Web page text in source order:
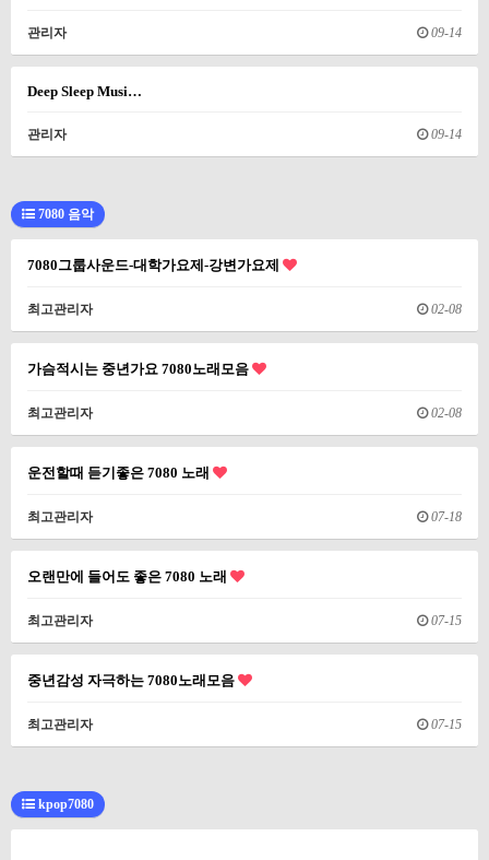
관리자 09-14
Deep Sleep Musi…
관리자 09-14
7080 음악
7080그룹사운드-대학가요제-강변가요제
최고관리자 02-08
가슴적시는 중년가요 7080노래모음
최고관리자 02-08
운전할때 듣기좋은 7080 노래
최고관리자 07-18
오랜만에 들어도 좋은 7080 노래
최고관리자 07-15
중년감성 자극하는 7080노래모음
최고관리자 07-15
kpop7080